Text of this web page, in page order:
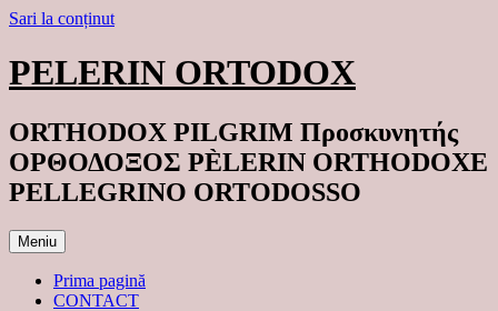
Sari la conținut
PELERIN ORTODOX
ORTHODOX PILGRIM Προσκυνητής
ΟΡΘΟΔΟΞΟΣ PÈLERIN ORTHODOXE
PELLEGRINO ORTODOSSO
Meniu
Prima pagină
CONTACT